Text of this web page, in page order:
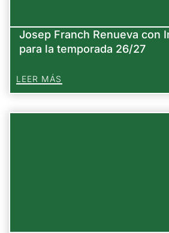
Josep Franch Renueva con
para la temporada 26/27
LEER MÁS